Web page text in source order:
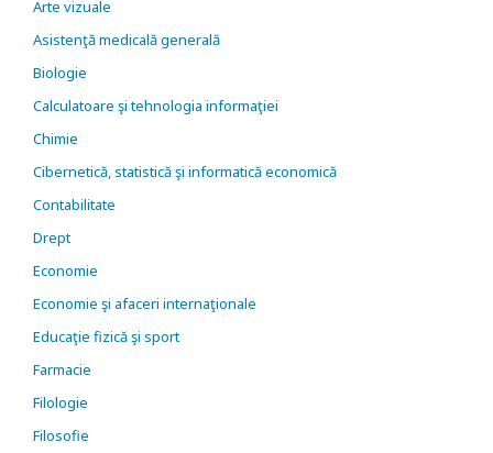
Arte vizuale
Asistenţă medicală generală
Biologie
Calculatoare şi tehnologia informaţiei
Chimie
Cibernetică, statistică şi informatică economică
Contabilitate
Drept
Economie
Economie şi afaceri internaţionale
Educaţie fizică şi sport
Farmacie
Filologie
Filosofie